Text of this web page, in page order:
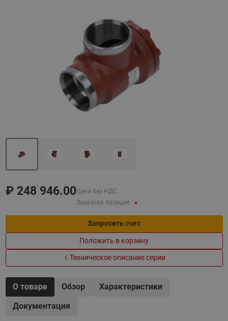
₽ 248 946.00 Цена без НДС
Заказная позиция
Запросить счет
Положить в корзину
Техническое описание серии
О товаре Обзор
Характеристики
Документация